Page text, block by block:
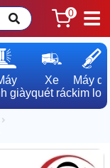
0
giày
Xe
quét rác
Máy dò
kim loại